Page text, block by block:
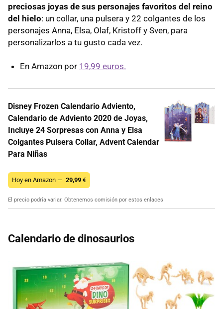
preciosas joyas de sus personajes favoritos del reino
del hielo: un collar, una pulsera y 22 colgantes de los
personajes Anna, Elsa, Olaf, Kristoff y Sven, para
personalizarlos a tu gusto cada vez.
En Amazon por 19,99 euros.
Disney Frozen Calendario Adviento,
Calendario de Adviento 2020 de Joyas,
Incluye 24 Sorpresas con Anna y Elsa
Colgantes Pulsera Collar, Advent Calendar
Para Niñas
Hoy en Amazon — 29,99 €
El precio podría variar. Obtenemos comisión por estos enlaces
Calendario de dinosaurios